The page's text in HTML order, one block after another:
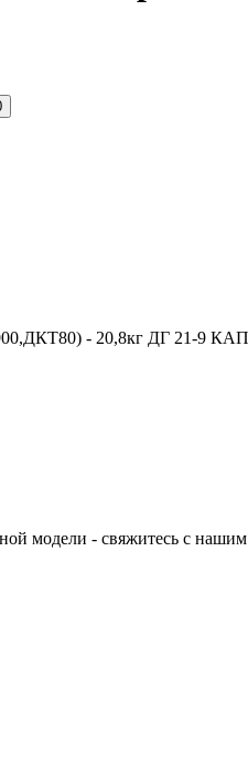
- 20,8кг ДГ 21-9
модели - свяжитесь с нашим